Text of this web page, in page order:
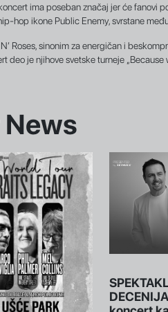
ima poseban značaj jer će fanovi
hop ikone Public Enemy, svrstane
Roses, sinonim za energičan i
deo je njihove svetske turneje